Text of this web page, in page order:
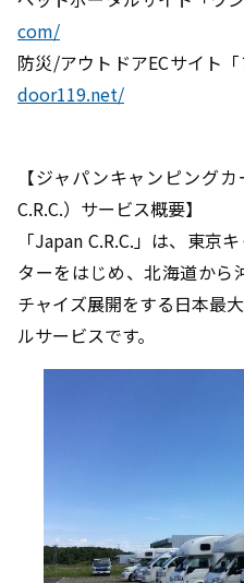
com/
防災/アウトドアECサイト「
door119.net/
【ジャパンキャンピング
C.R.C.）サービス概要】
「Japan C.R.C.」は、東京
ターをはじめ、北海道から
チャイズ展開をする日本最
ルサービスです。